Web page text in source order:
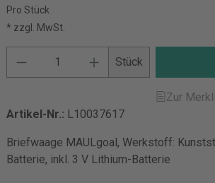
Pro Stück
* zzgl. MwSt.
Stück
Zur
Artikel-Nr.: L10037617
Briefwaage MAULgoal, Werkstoff:
Batterie, inkl. 3 V Lithium-Batterie